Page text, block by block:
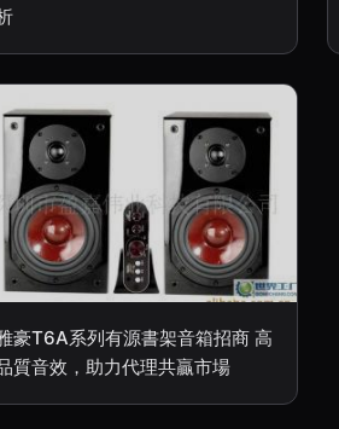
豪T6A系列有源書架音箱招商 高
質音效，助力代理共贏市場